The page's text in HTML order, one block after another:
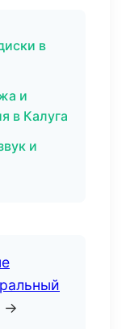
в
и
в Калуга
и
→